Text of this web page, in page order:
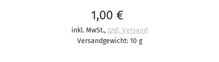
Verkaufspreis: 1,00 €
1,00 €
inkl. MwSt., zzgl. Versand
Versandgewicht: 10 g